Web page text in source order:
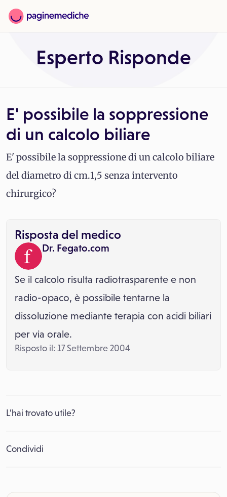
Esperto Risponde
E' possibile la soppressione
di un calcolo biliare
E' possibile la soppressione di un calcolo biliare
del diametro di cm.1,5 senza intervento
chirurgico?
Risposta del medico
Dr. Fegato.com
Se il calcolo risulta radiotrasparente e non
radio-opaco, è possibile tentarne la
dissoluzione mediante terapia con acidi biliari
per via orale.
Risposto il: 17 Settembre 2004
L’hai trovato utile?
Condividi